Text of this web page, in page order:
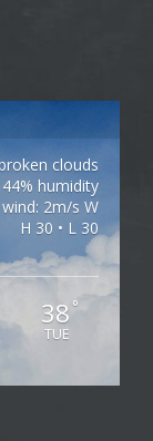
clouds
44% humidity
wind: 2m/s W
H 30 • L 30
38 °
TUE